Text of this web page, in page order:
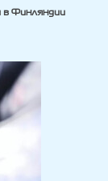
в Финляндии